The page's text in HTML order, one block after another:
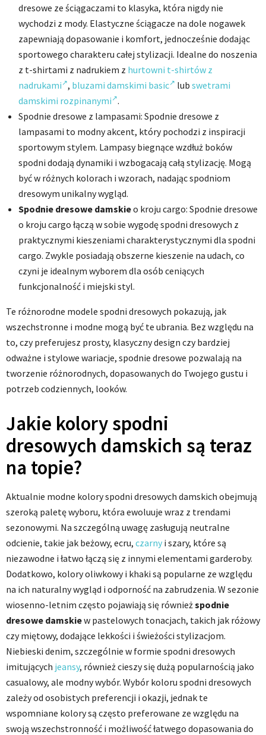
dresowe ze ściągaczami to klasyka, która nigdy nie
wychodzi z mody. Elastyczne ściągacze na dole nogawek
zapewniają dopasowanie i komfort, jednocześnie dodając
sportowego charakteru całej stylizacji. Idealne do noszenia
z t-shirtami z nadrukiem z hurtowni t-shirtów z
nadrukami , bluzami damskimi basic lub swetrami
damskimi rozpinanymi .
Spodnie dresowe z lampasami: Spodnie dresowe z
lampasami to modny akcent, który pochodzi z inspiracji
sportowym stylem. Lampasy biegnące wzdłuż boków
spodni dodają dynamiki i wzbogacają całą stylizację. Mogą
być w różnych kolorach i wzorach, nadając spodniom
dresowym unikalny wygląd.
Spodnie dresowe damskieo kroju cargo: Spodnie dresowe
o kroju cargo łączą w sobie wygodę spodni dresowych z
praktycznymi kieszeniami charakterystycznymi dla spodni
cargo. Zwykle posiadają obszerne kieszenie na udach, co
czyni je idealnym wyborem dla osób ceniących
funkcjonalność i miejski styl.
Te różnorodne modele spodni dresowych pokazują, jak
wszechstronne i modne mogą być te ubrania. Bez względu na
to, czy preferujesz prosty, klasyczny design czy bardziej
odważne i stylowe wariacje, spodnie dresowe pozwalają na
tworzenie różnorodnych, dopasowanych do Twojego gustu i
potrzeb codziennych, looków.
Jakie kolory spodni
dresowych damskich są teraz
na topie?
Aktualnie modne kolory spodni dresowych damskich obejmują
szeroką paletę wyboru, która ewoluuje wraz z trendami
sezonowymi. Na szczególną uwagę zasługują neutralne
odcienie, takie jak beżowy, ecru, czarny i szary, które są
niezawodne i łatwo łączą się z innymi elementami garderoby.
Dodatkowo, kolory oliwkowy i khaki są popularne ze względu
na ich naturalny wygląd i odporność na zabrudzenia. W sezonie
wiosenno-letnim często pojawiają się równieżspodnie
dresowe damskiew pastelowych tonacjach, takich jak różowy
czy miętowy, dodające lekkości i świeżości stylizacjom.
Niebieski denim, szczególnie w formie spodni dresowych
imitujących jeansy, również cieszy się dużą popularnością jako
casualowy, ale modny wybór. Wybór koloru spodni dresowych
zależy od osobistych preferencji i okazji, jednak te
wspomniane kolory są często preferowane ze względu na
swoją wszechstronność i możliwość łatwego dopasowania do